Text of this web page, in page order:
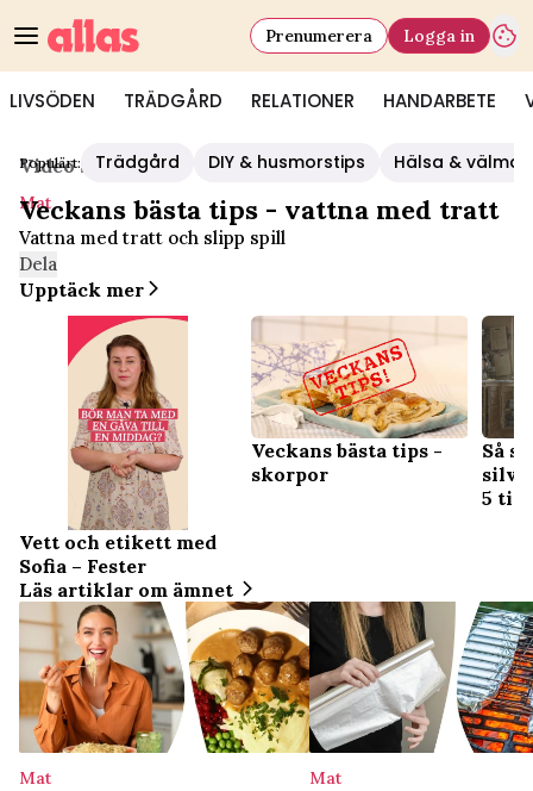
LIVSÖDEN TRÄDGÅRD RELATIONER HANDARBETE
Prenumerera Logga in
Populärt: Trädgård DIY & husmorstips Hälsa &
Video Start/Mat
Mat
Veckans bästa tips - vattna med tratt
Vattna med tratt och slipp spill
Dela
Upptäck mer
Vett och etikett med
Sofia – Fester
Veckans bästa tips -
skorpor
Så
5
Läs artiklar om ämnet
Mat Mat